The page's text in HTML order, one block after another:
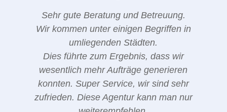
Sehr gute Beratung und Betreuung.
Wir kommen unter einigen Begriffen in
umliegenden Städten.
Dies führte zum Ergebnis, dass wir
wesentlich mehr Aufträge generieren
konnten. Super Service, wir sind sehr
zufrieden. Diese Agentur kann man nur